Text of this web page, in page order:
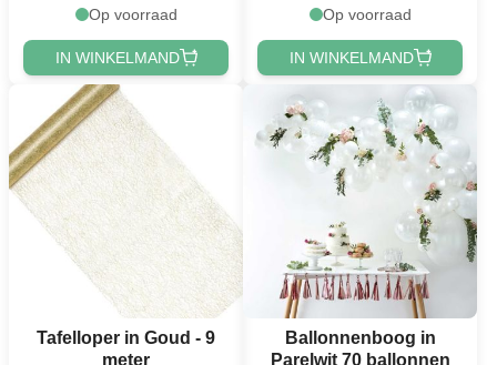
Op voorraad
IN WINKELMAND
Op voorraad
IN WINKELMAND
Tafelloper in Goud - 9
meter
Ballonnenboog in
Parelwit 70 ballonnen